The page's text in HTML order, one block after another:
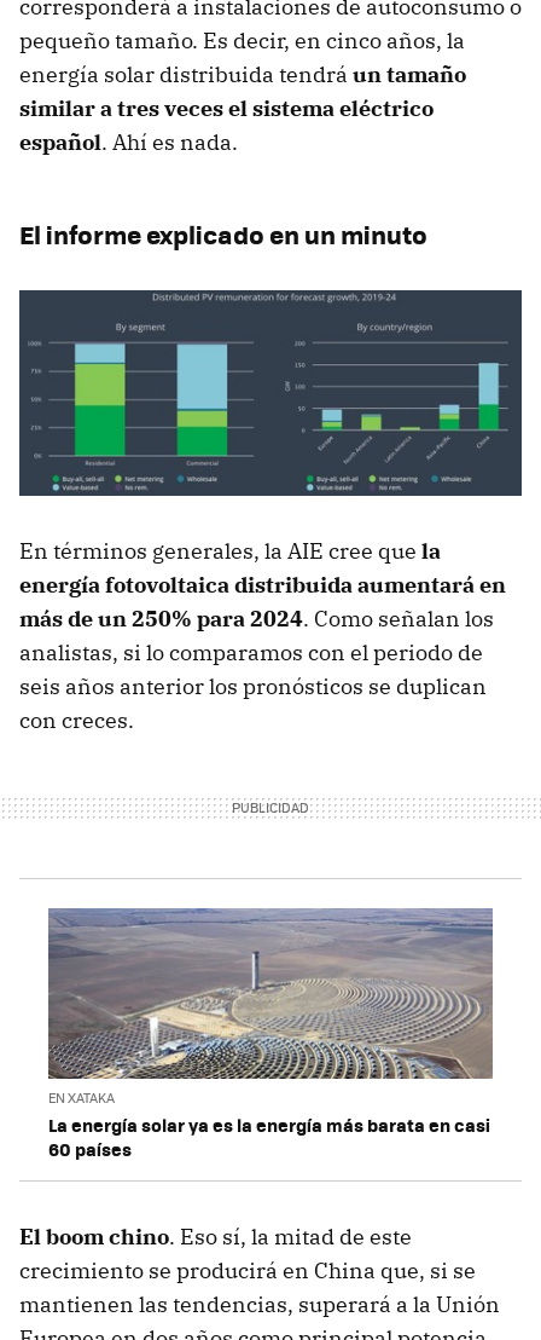
corresponderá a instalaciones de autoconsumo o
pequeño tamaño. Es decir, en cinco años, la
energía solar distribuida tendrá un tamaño
similar a tres veces el sistema eléctrico
español. Ahí es nada.
El informe explicado en un minuto
En términos generales, la AIE cree que la
energía fotovoltaica distribuida aumentará en
más de un 250% para 2024. Como señalan los
analistas, si lo comparamos con el periodo de
seis años anterior los pronósticos se duplican
con creces.
EN XATAKA
La energía solar ya es la energía más barata en casi
60 países
El boom chino. Eso sí, la mitad de este
crecimiento se producirá en China que, si se
mantienen las tendencias, superará a la Unión